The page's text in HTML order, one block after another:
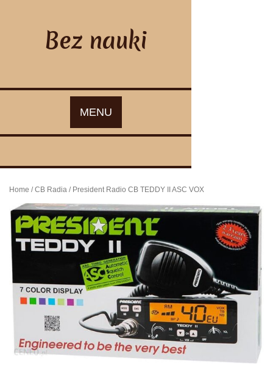
Bez nauki
MENU
Home /CB Radia / President Radio CB TEDDY II ASC VOX